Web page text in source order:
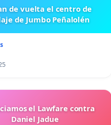
de vuelta el centro de
de Jumbo Peñalolén
el Lawfare contra
Daniel Jadue